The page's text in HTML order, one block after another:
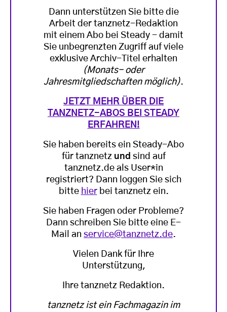
Dann unterstützen Sie bitte die
Arbeit der tanznetz-Redaktion
mit einem Abo bei Steady - damit
Sie unbegrenzten Zugriff auf viele
exklusive Archiv-Titel erhalten
(Monats- oder
Jahresmitgliedschaften möglich).
JETZT MEHR ÜBER DIE
TANZNETZ-ABOS BEI STEADY
ERFAHREN!
Sie haben bereits ein Steady-Abo
für tanznetz und sind auf
tanznetz.de als User*in
registriert? Dann loggen Sie sich
bitte hierbei tanznetz ein.
Sie haben Fragen oder Probleme?
Dann schreiben Sie bitte eine E-
Mail an service@tanznetz.de.
Vielen Dank für Ihre
Unterstützung,
Ihre tanznetz Redaktion.
tanznetz ist ein Fachmagazin im